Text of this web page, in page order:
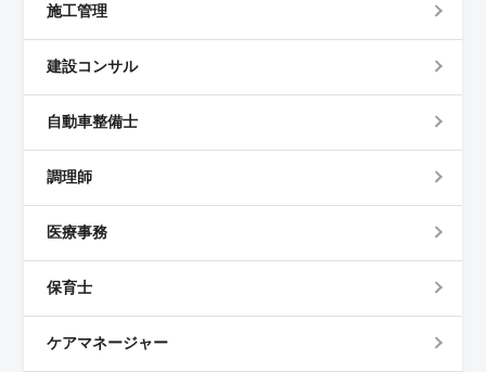
施工管理
建設コンサル
自動車整備士
調理師
医療事務
保育士
ケアマネージャー